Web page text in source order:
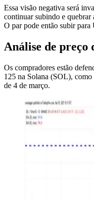
Essa visão negativa será
continuar subindo e
O par pode então subir para
Análise de preço
Os compradores estão
125 na Solana (SOL),
de 4 de março.